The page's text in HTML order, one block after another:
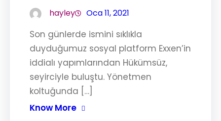
hayley Oca 11, 2021
Son günlerde ismini sıklıkla
duyduğumuz sosyal platform Exxen’in
iddialı yapımlarından Hükümsüz,
seyirciyle buluştu. Yönetmen
koltuğunda […]
Know More